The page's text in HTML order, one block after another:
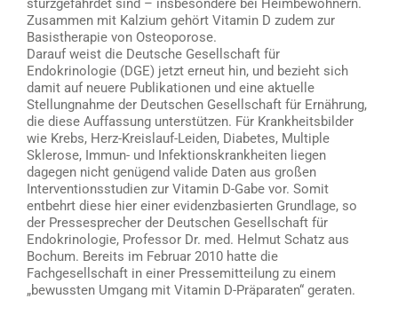
sturzgefährdet sind – insbesondere bei Heimbewohnern.
Zusammen mit Kalzium gehört Vitamin D zudem zur
Basistherapie von Osteoporose.
Darauf weist die Deutsche Gesellschaft für
Endokrinologie (DGE) jetzt erneut hin, und bezieht sich
damit auf neuere Publikationen und eine aktuelle
Stellungnahme der Deutschen Gesellschaft für Ernährung,
die diese Auffassung unterstützen. Für Krankheitsbilder
wie Krebs, Herz-Kreislauf-Leiden, Diabetes, Multiple
Sklerose, Immun- und Infektionskrankheiten liegen
dagegen nicht genügend valide Daten aus großen
Interventionsstudien zur Vitamin D-Gabe vor. Somit
entbehrt diese hier einer evidenzbasierten Grundlage, so
der Pressesprecher der Deutschen Gesellschaft für
Endokrinologie, Professor Dr. med. Helmut Schatz aus
Bochum. Bereits im Februar 2010 hatte die
Fachgesellschaft in einer Pressemitteilung zu einem
„bewussten Umgang mit Vitamin D-Präparaten“ geraten.